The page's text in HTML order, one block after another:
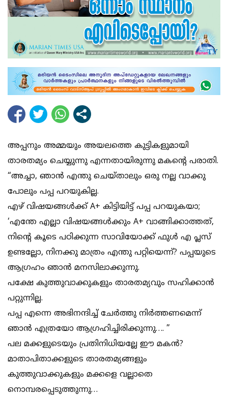
അപ്പനും അമ്മയും അയലത്തെ കുട്ടികളുമായി
താരതമ്യം ചെയ്യുന്നു എന്നതായിരുന്നു മകൻ്റെ പരാതി.
“അച്ചാ, ഞാൻ എന്തു ചെയ്താലും ഒരു നല്ല വാക്കു
പോലും പപ്പ പറയുകില്ല.
എഴ് വിഷയങ്ങൾക്ക് A+ കിട്ടിയിട്ട് പപ്പ പറയുകയാ;
‘എന്തേ എല്ലാ വിഷയങ്ങൾക്കും A+ വാങ്ങിക്കാത്തത്,
നിൻ്റെ കൂടെ പഠിക്കുന്ന സാവിയോക്ക് ഫുൾ എ പ്ലസ്
ഉണ്ടല്ലോ, നിനക്കു മാത്രം എന്തു പറ്റിയെന്ന്? പപ്പയുടെ
ആഗ്രഹം ഞാൻ മനസിലാക്കുന്നു.
പക്ഷേ കുത്തുവാക്കുകളും താരതമ്യവും സഹിക്കാൻ
പറ്റുന്നില്ല.
പപ്പ എന്നെ അഭിനന്ദിച്ച് ചേർത്തു നിർത്തണമെന്ന്
ഞാൻ എത്രയോ ആഗ്രഹിച്ചിരിക്കുന്നു…. ”
പല മക്കളുടെയും പ്രതിനിധിയല്ലേ ഈ മകൻ?
മാതാപിതാക്കളുടെ താരതമ്യങ്ങളും
കുത്തുവാക്കുകളും മക്കളെ വല്ലാതെ
നൊമ്പരപ്പെടുത്തുന്നു…